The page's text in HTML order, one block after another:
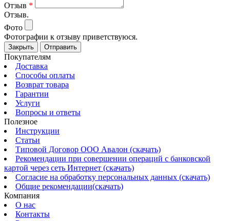
Отзыв *
Отзыв.
Фото
Фотографии к отзыву приветствуюся.
Закрыть Отправить
Покупателям
Доставка
Способы оплаты
Возврат товара
Гарантии
Услуги
Вопросы и ответы
Полезное
Инструкции
Статьи
Типовой Договор ООО Авалон (скачать)
Рекомендации при совершении операций с банковской
картой через сеть Интернет (скачать)
Согласие на обработку персональных данных (скачать)
Общие рекомендации(скачать)
Компания
О нас
Контакты